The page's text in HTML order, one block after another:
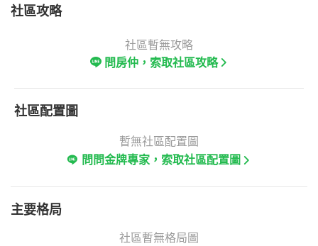
社區攻略
社區暫無攻略
問房仲，索取社區攻略
社區配置圖
暫無社區配置圖
問問金牌專家，索取社區配置圖
主要格局
社區暫無格局圖